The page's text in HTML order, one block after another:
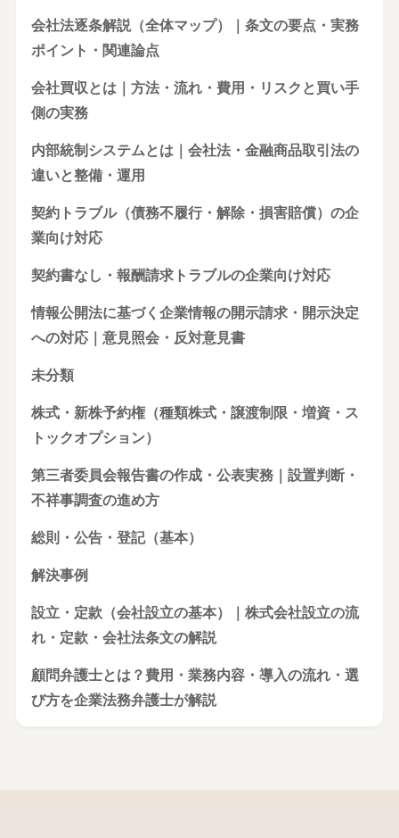
会社法逐条解説（全体マップ）｜条文の要点・実務
ポイント・関連論点
会社買収とは｜方法・流れ・費用・リスクと買い手
側の実務
内部統制システムとは｜会社法・金融商品取引法の
違いと整備・運用
契約トラブル（債務不履行・解除・損害賠償）の企
業向け対応
契約書なし・報酬請求トラブルの企業向け対応
情報公開法に基づく企業情報の開示請求・開示決定
への対応｜意見照会・反対意見書
未分類
株式・新株予約権（種類株式・譲渡制限・増資・ス
トックオプション）
第三者委員会報告書の作成・公表実務｜設置判断・
不祥事調査の進め方
総則・公告・登記（基本）
解決事例
設立・定款（会社設立の基本）｜株式会社設立の流
れ・定款・会社法条文の解説
顧問弁護士とは？費用・業務内容・導入の流れ・選
び方を企業法務弁護士が解説